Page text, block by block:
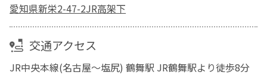
愛知県新栄2-47-2JR高架下
交通アクセス
JR中央本線(名古屋～塩尻) 鶴舞駅 JR鶴舞駅より徒歩8分